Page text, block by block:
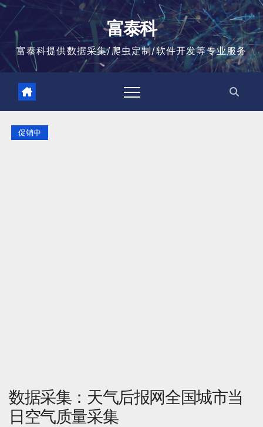
跳
富泰科
富泰科提供数据采集/爬虫定制/软件开发等专业服务
促销中
数据采集：天气后报网全国城市当
日空气质量采集